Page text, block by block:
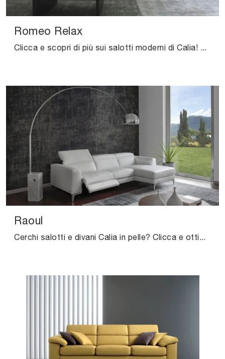
Romeo Relax
Raoul
Cerchi salotti e divani Calia in pelle? Clicca e ottieni informazioni sul modello Raoul per spazi moderni.